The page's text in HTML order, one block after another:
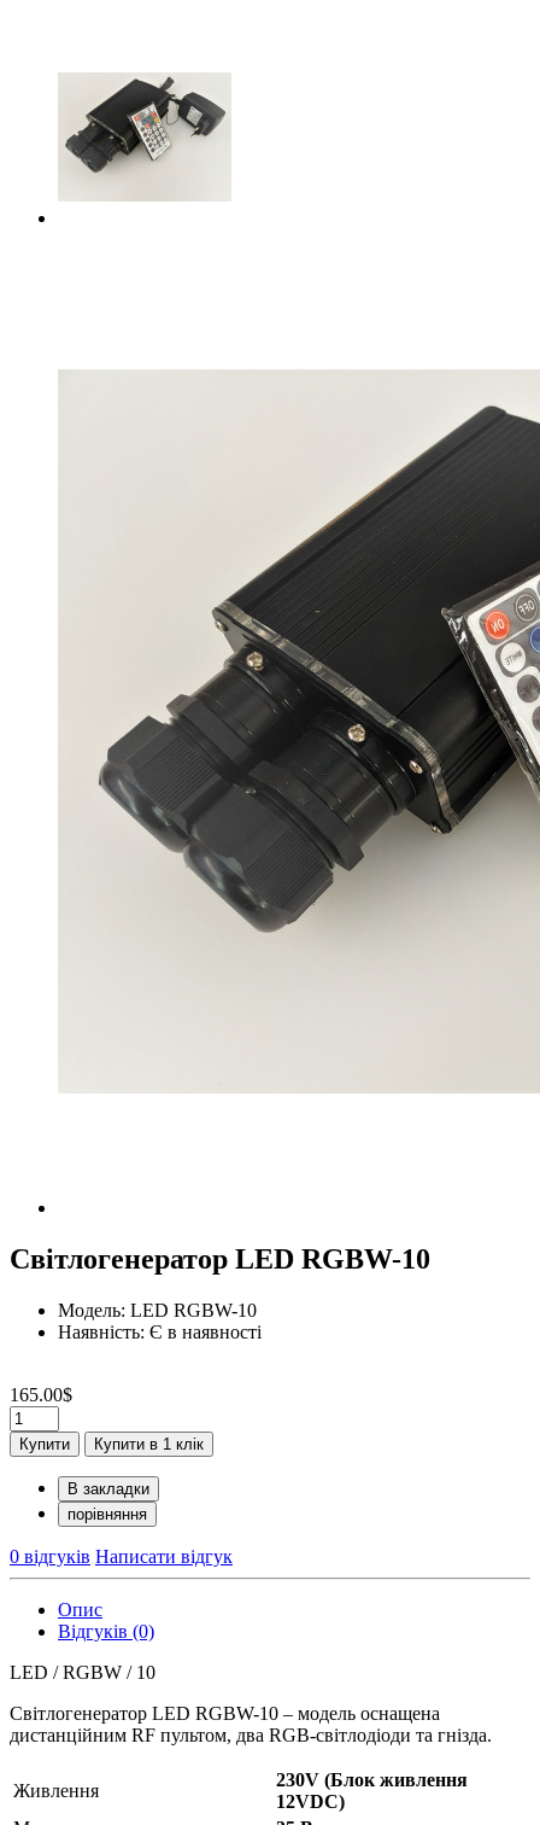
Світлогенератор LED RGBW-10
Модель: LED RGBW-10
Наявність: Є в наявності
165.00$
Купити Купити в 1 клік
В закладки
порівняння
0 відгуків Написати відгук
Опис
Відгуків (0)
LED / RGBW / 10
Світлогенератор LED RGBW-10 – модель оснащена
дистанційним RF пультом, два RGB-світлодіоди та гнізда.
Живлення
230V (Блок живлення
12VDC)